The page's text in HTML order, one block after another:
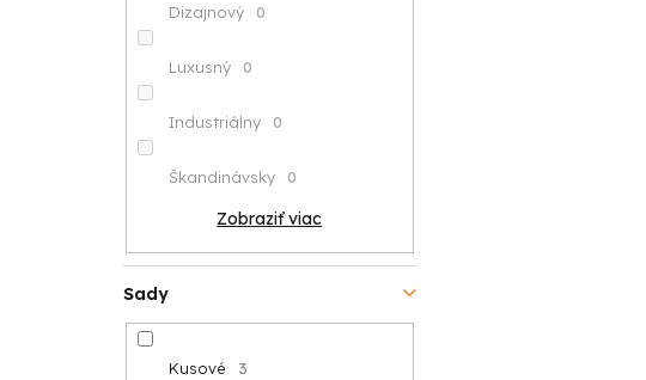
Dizajnový 0
Luxusný 0
Industriálny 0
Škandinávsky 0
Zobraziť viac
Sady
Kusové 3